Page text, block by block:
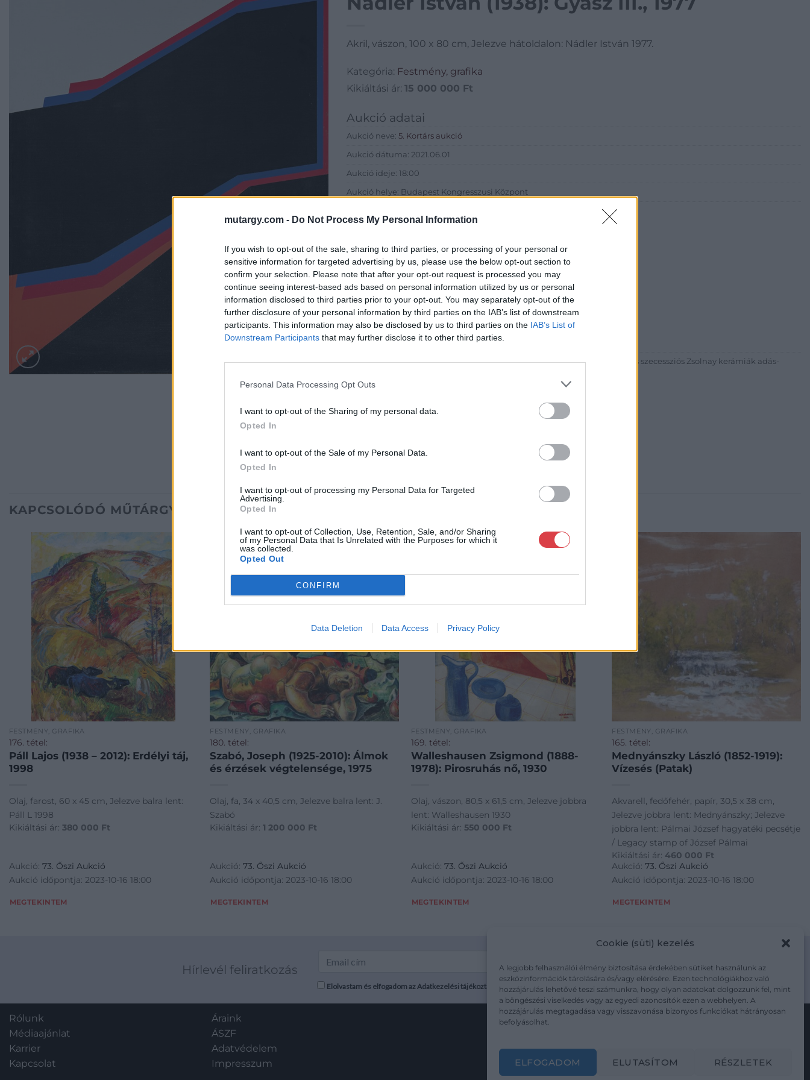
mutargy.com - Do Not Process My Personal Information
If you wish to opt-out of the sale, sharing to third parties, or processing of your personal or
sensitive information for targeted advertising by us, please use the below opt-out section to
confirm your selection. Please note that after your opt-out request is processed you may
continue seeing interest-based ads based on personal information utilized by us or personal
information disclosed to third parties prior to your opt-out. You may separately opt-out of the
further disclosure of your personal information by third parties on the IAB’s list of downstream
participants. This information may also be disclosed by us to third parties on the IAB’s List of
Downstream Participants that may further disclose it to other third parties.
Personal Data Processing Opt Outs
I want to opt-out of the Sharing of my personal data.
Opted In
I want to opt-out of the Sale of my Personal Data.
Opted In
I want to opt-out of processing my Personal Data for Targeted
Advertising.
Opted In
I want to opt-out of Collection, Use, Retention, Sale, and/or Sharing
of my Personal Data that Is Unrelated with the Purposes for which it
was collected.
Opted Out
CONFIRM
Data Deletion Data Access Privacy Policy
Cookie (süti) kezelés
A legjobb felhasználói élmény biztosítása érdekében sütiket használunk az
eszközinformációk tárolására és/vagy elérésére. Ezen technológiákhoz való
hozzájárulás lehetővé teszi számunkra, hogy olyan adatokat dolgozzunk fel, mint
a böngészési viselkedés vagy az egyedi azonosítók ezen a webhelyen. A
hozzájárulás megtagadása vagy visszavonása bizonyos funkciókat hátrányosan
befolyásolhat.
ELFOGADOM ELUTASÍTOM RÉSZLETEK
Akril, vászon, 100 x 80 cm, Jelezve hátoldalon: Nádler István 1977.
Kategória: Festmény, grafika
Kikiáltási ár: 15 000 000 Ft
Aukció adatai
Aukció neve: 5. Kortárs aukció
Aukció dátuma: 2021.06.01
Aukció ideje: 18:00
Aukció helye: Budapest Kongresszusi Központ
Eladó adatai
Eladó: Virág Judit Galéria
Cím: Nemes Zsófia
Mű-Terem Galéria Kft.
1055 Budapest, Falk Miksa u. 30
Telefon: 36-1-312-2071, 269-4681 269-4681
Weboldal:http://www.viragjuditgaleria.hu
Bemutatkozás: Kiemelkedő kvalitású 19. és 20. századi magyar festészet és szecessziós Zsolnay kerámiák adás-
KAPCSOLÓDÓ MŰTÁRGYAK
FESTMÉNY, GRAFIKA
176. tétel:
Páll Lajos (1938 – 2012): Erdélyi táj,
1998
Olaj, farost, 60 x 45 cm, Jelezve balra lent:
Páll L 1998
Kikiáltási ár: 380 000 Ft
Aukció: 73. Őszi Aukció
Aukció időpontja: 2023-10-16 18:00
MEGTEKINTEM
FESTMÉNY, GRAFIKA
180. tétel:
Szabó, Joseph (1925-2010): Álmok
és érzések végtelensége, 1975
Olaj, fa, 34 x 40,5 cm, Jelezve balra lent: J.
Szabó
Kikiáltási ár:1 200 000 Ft
Aukció:73. Őszi Aukció
Aukció időpontja: 2023-10-16 18:00
MEGTEKINTEM
FESTMÉNY, GRAFIKA
169. tétel:
Walleshausen Zsigmond (1888-
1978): Pirosruhás nő, 1930
Olaj, vászon, 80,5 x 61,5 cm, Jelezve jobbra
lent: Walleshausen 1930
Kikiáltási ár: 550 000 Ft
Aukció: 73. Őszi Aukció
Aukció időpontja: 2023-10-16 18:00
MEGTEKINTEM
FESTMÉNY, GRAFIKA
165. tétel:
Mednyánszky László (1852-1919):
Vízesés (Patak)
Akvarell, fedőfehér, papír, 30,5 x 38 cm,
Jelezve jobbra lent: Mednyánszky; Jelezve
jobbra lent: Pálmai József hagyatéki pecsétje
/ Legacy stamp of József Pálmai
Kikiáltási ár: 460 000 Ft
Aukció:73. Őszi Aukció
Aukció időpontja: 2023-10-16 18:00
MEGTEKINTEM
Hírlevél feliratkozás
Elolvastam és elfogadom az Adatkezelési tájékoztatót: mutargy.com/adatkezelesi-tajekoztato/
Rólunk
Médiaajánlat
Karrier
Kapcsolat
Áraink
ÁSZF
Adatvédelem
Impresszum